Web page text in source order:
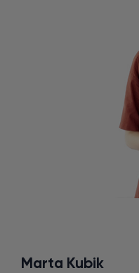
Marta Kubik